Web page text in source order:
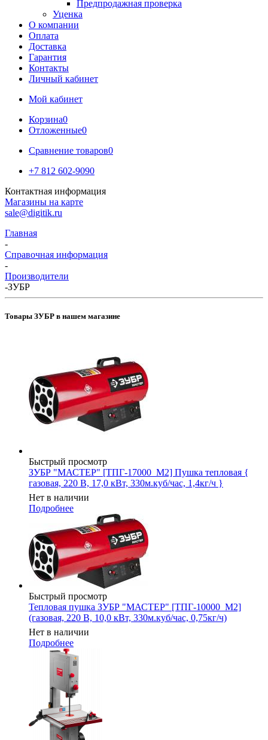
Предпродажная проверка
Уценка
О компании
Оплата
Доставка
Гарантия
Контакты
Личный кабинет
Мой кабинет
Корзина0
Отложенные0
Сравнение товаров0
+7 812 602-9090
Контактная информация
Магазины на карте
sale@digitik.ru
Главная
-
Справочная информация
-
Производители
-ЗУБР
Товары ЗУБР в нашем магазине
Быстрый просмотр
ЗУБР "МАСТЕР" [ТПГ-17000_М2] Пушка тепловая {
газовая, 220 В, 17,0 кВт, 330м.куб/час, 1,4кг/ч }
Нет в наличии
Подробнее
Быстрый просмотр
Тепловая пушка ЗУБР "МАСТЕР" [ТПГ-10000_М2]
(газовая, 220 В, 10,0 кВт, 330м.куб/час, 0,75кг/ч)
Нет в наличии
Подробнее